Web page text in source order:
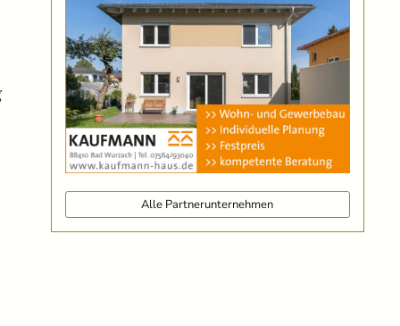
Alle Partnerunternehmen